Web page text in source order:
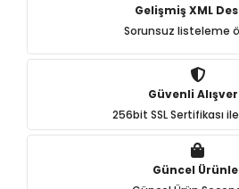
Gelişmiş XML
Sorunsuz listeleme
Güvenli
256bit SSL Sertifikası
Güncel